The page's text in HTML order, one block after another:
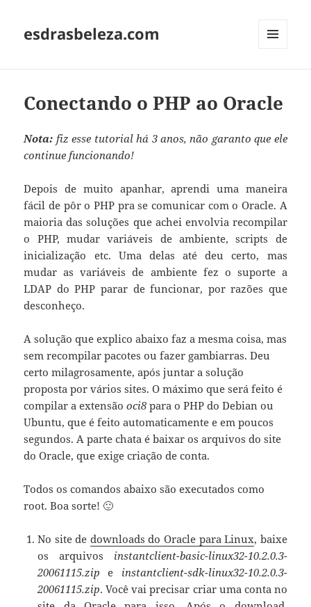
esdrasbeleza.com
Conectando o PHP ao Oracle
Nota: fiz esse tutorial há 3 anos, não garanto que ele
continue funcionando!
Depois de muito apanhar, aprendi uma maneira
fácil de pôr o PHP pra se comunicar com o Oracle. A
maioria das soluções que achei envolvia recompilar
o PHP, mudar variáveis de ambiente, scripts de
inicialização etc. Uma delas até deu certo, mas
mudar as variáveis de ambiente fez o suporte a
LDAP do PHP parar de funcionar, por razões que
desconheço.
A solução que explico abaixo faz a mesma coisa, mas
sem recompilar pacotes ou fazer gambiarras. Deu
certo milagrosamente, após juntar a solução
proposta por vários sites. O máximo que será feito é
compilar a extensãooci8 para o PHP do Debian ou
Ubuntu, que é feito automaticamente e em poucos
segundos. A parte chata é baixar os arquivos do site
do Oracle, que exige criação de conta.
Todos os comandos abaixo são executados como
root. Boa sorte! 🙂
No site de downloads do Oracle para Linux, baixe
os arquivos instantclient-basic-linux32-10.2.0.3-
20061115.zip e instantclient-sdk-linux32-10.2.0.3-
20061115.zip. Você vai precisar criar uma conta no